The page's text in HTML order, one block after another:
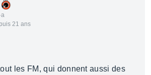
21 ans
les FM, qui donnent aussi des